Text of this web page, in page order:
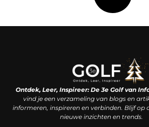
Ontdek, Leer, Inspireer: De 3e Golf van
vind je een verzameling van blogs en
informeren, inspireren en verbinden. Blijf op
nieuwe inzichten en trends.